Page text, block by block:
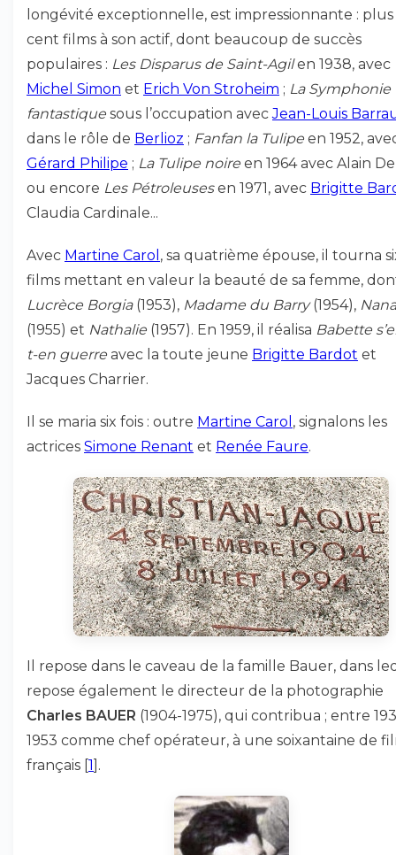
longévité exceptionnelle, est impressionnante :
cent films à son actif, dont beaucoup de succès
populaires : Les Disparus de Saint-Agilen 1938, avec
Michel Simon et Erich Von Stroheim ; La Symphonie
fantastique sous l’occupation avecJean-Louis
dans le rôle de Berlioz ; Fanfan la Tulipe en 1952,
Gérard Philipe ; La Tulipe noire en 1964 avec Alain
ou encore Les Pétroleusesen 1971, avec Brigitte
Claudia Cardinale...
Avec Martine Carol , sa quatrième épouse, il tourna
films mettant en valeur la beauté de sa femme,
Lucrèce Borgia(1953), Madame du Barry(1954), Nana
(1955) et Nathalie (1957). En 1959, il réalisa Babette
t-en guerre avec la toute jeune Brigitte Bardot et
Jacques Charrier.
Il se maria six fois : outre Martine Carol , signalons les
actrices Simone Renant et Renée Faure.
Il repose dans le caveau de la famille Bauer, dans
repose également le directeur de la photographie
Charles BAUER (1904-1975), qui contribua ; entre
1953 comme chef opérateur, à une soixantaine de
français [1] .